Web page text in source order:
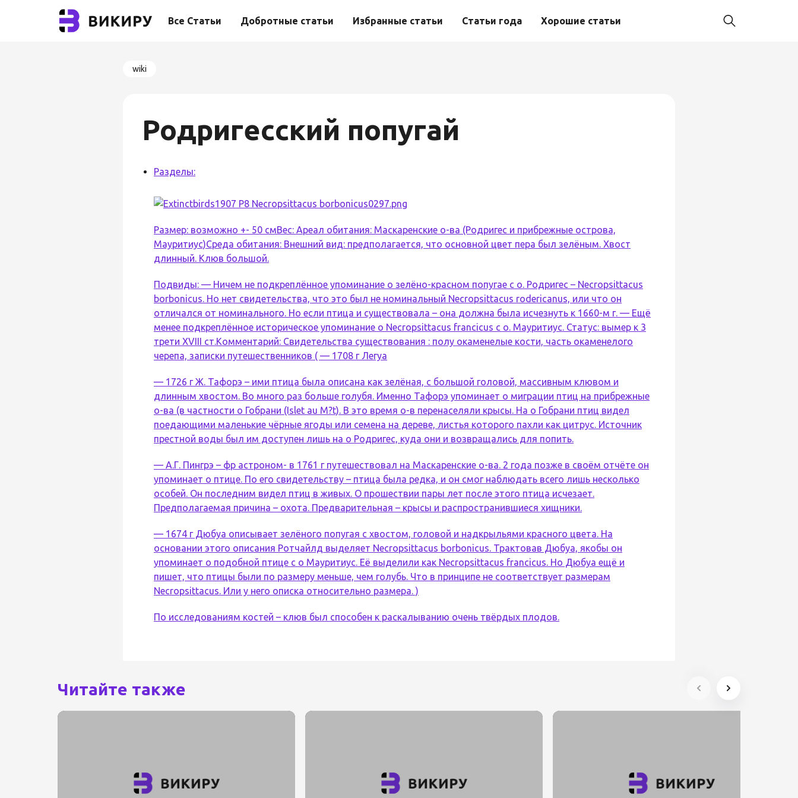
Все Статьи Добротные статьи Избранные статьи Статьи года Хорошие статьи
wiki
Родригесский попугай
Разделы:
Размер: возможно +- 50 смВес: Ареал обитания: Маскаренские о-ва (Родригес и прибрежные острова,
Мауритиус)Среда обитания: Внешний вид: предполагается, что основной цвет пера был зелёным. Хвост
длинный. Клюв большой.
Подвиды: — Ничем не подкреплённое упоминание о зелёно-красном попугае с о. Родригес – Necropsittacus
borbonicus. Но нет свидетельства, что это был не номинальный Necropsittacus rodericanus, или что он
отличался от номинального. Но если птица и существовала – она должна была исчезнуть к 1660-м г. — Ещё
менее подкреплённое историческое упоминание о Necropsittacus francicus с о. Мауритиус. Статус: вымер к 3
трети XVIII ст.Комментарий: Свидетельства существования : полу окаменелые кости, часть окаменелого
черепа, записки путешественников ( — 1708 г Легуа
— 1726 г Ж. Тафорэ – ими птица была описана как зелёная, с большой головой, массивным клювом и
длинным хвостом. Во много раз больше голубя. Именно Тафорэ упоминает о миграции птиц на прибрежные
о-ва (в частности о Гобрани (Islet au M?t). В это время о-в перенаселяли крысы. На о Гобрани птиц видел
поедающими маленькие чёрные ягоды или семена на дереве, листья которого пахли как цитрус. Источник
престной воды был им доступен лишь на о Родригес, куда они и возвращались для попить.
— А.Г. Пингрэ – фр астроном- в 1761 г путешествовал на Маскаренские о-ва. 2 года позже в своём отчёте он
упоминает о птице. По его свидетельству – птица была редка, и он смог наблюдать всего лишь несколько
особей. Он последним видел птиц в живых. О прошествии пары лет после этого птица исчезает.
Предполагаемая причина – охота. Предварительная – крысы и распространившиеся хищники.
— 1674 г Дюбуа описывает зелёного попугая с хвостом, головой и надкрыльями красного цвета. На
основании этого описания Ротчайлд выделяет Necropsittacus borbonicus. Трактовав Дюбуа, якобы он
упоминает о подобной птице с о Мауритиус. Её выделили как Necropsittacus francicus. Но Дюбуа ещё и
пишет, что птицы были по размеру меньше, чем голубь. Что в принципе не соответствует размерам
Necropsittacus. Или у него описка относительно размера. )
По исследованиям костей – клюв был способен к раскалыванию очень твёрдых плодов.
Читайте также